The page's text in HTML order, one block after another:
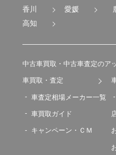
香川
愛媛
高知
中古車買取・中古車査定のア
車買取・査定
車査定相場メーカー一覧
車買取ガイド
キャンペーン・ＣＭ